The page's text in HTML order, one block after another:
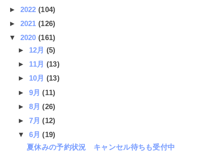
► 2022(104)
► 2021(126)
▼ 2020(161)
► 12月 (5)
► 11月 (13)
► 10月 (13)
► 9月(11)
► 8月(26)
► 7月(12)
▼ 6月(19)
夏休みの予約状況 キャンセル待ちも受付中